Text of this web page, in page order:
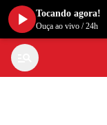
Tocando agora!
Ouça ao vivo /24h